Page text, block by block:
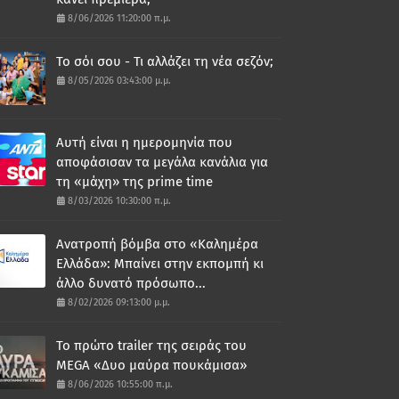
8/06/2026 11:20:00 π.μ.
Το σόι σου - Τι αλλάζει τη νέα σεζόν;
8/05/2026 03:43:00 μ.μ.
Αυτή είναι η ημερομηνία που
αποφάσισαν τα μεγάλα κανάλια για
τη «μάχη» της prime time
8/03/2026 10:30:00 π.μ.
Ανατροπή βόμβα στο «Καλημέρα
Ελλάδα»: Μπαίνει στην εκπομπή κι
άλλο δυνατό πρόσωπο...
8/02/2026 09:13:00 μ.μ.
Το πρώτο trailer της σειράς του
MEGA «Δυο μαύρα πουκάμισα»
8/06/2026 10:55:00 π.μ.